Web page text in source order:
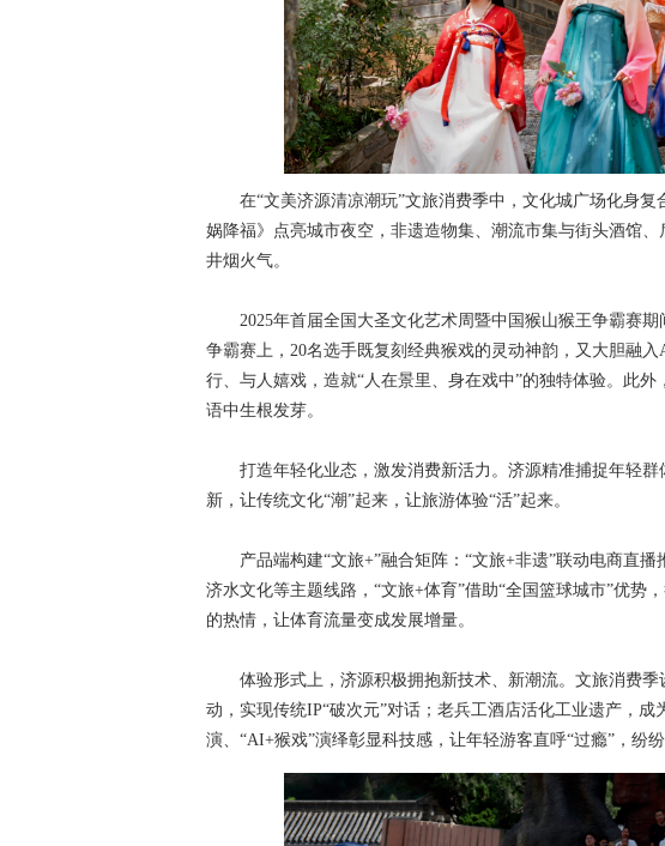
在“文美济源清凉潮玩”文旅消费季中，文化城广场化身复
娲降福》点亮城市夜空，非遗造物集、潮流市集与街头酒馆
井烟火气。
2025年首届全国大圣文化艺术周暨中国猴山猴王争霸赛期
争霸赛上，20名选手既复刻经典猴戏的灵动神韵，又大胆融
行、与人嬉戏，造就“人在景里、身在戏中”的独特体验。此
语中生根发芽。
打造年轻化业态，激发消费新活力。济源精准捕捉年轻群
新，让传统文化“潮”起来，让旅游体验“活”起来。
产品端构建“文旅+”融合矩阵：“文旅+非遗”联动电商直播
济水文化等主题线路，“文旅+体育”借助“全国篮球城市”优势
的热情，让体育流量变成发展增量。
体验形式上，济源积极拥抱新技术、新潮流。文旅消费季
动，实现传统IP“破次元”对话；老兵工酒店活化工业遗产，
演、“AI+猴戏”演绎彰显科技感，让年轻游客直呼“过瘾”，纷纷